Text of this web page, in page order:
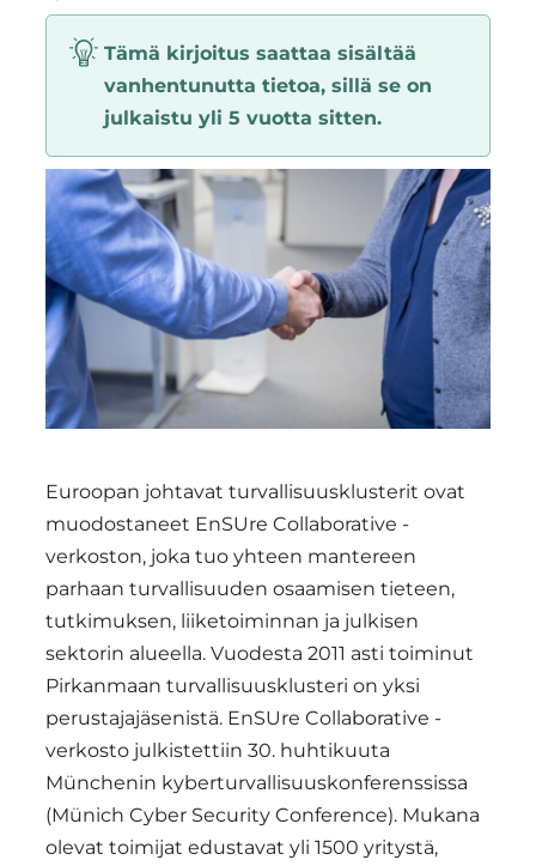
in
Tampere
Region
Tämä kirjoitus saattaa sisältää
vanhentunutta tietoa, sillä se on
julkaistu yli 5 vuotta sitten.
Euroopan johtavat turvallisuusklusterit ovat
muodostaneet EnSUre Collaborative -
verkoston, joka tuo yhteen mantereen
parhaan turvallisuuden osaamisen tieteen,
tutkimuksen, liiketoiminnan ja julkisen
sektorin alueella. Vuodesta 2011 asti toiminut
Pirkanmaan turvallisuusklusteri on yksi
perustajajäsenistä. EnSUre Collaborative -
verkosto julkistettiin 30. huhtikuuta
Münchenin kyberturvallisuuskonferenssissa
(Münich Cyber Security Conference). Mukana
olevat toimijat edustavat yli 1500 yritystä,